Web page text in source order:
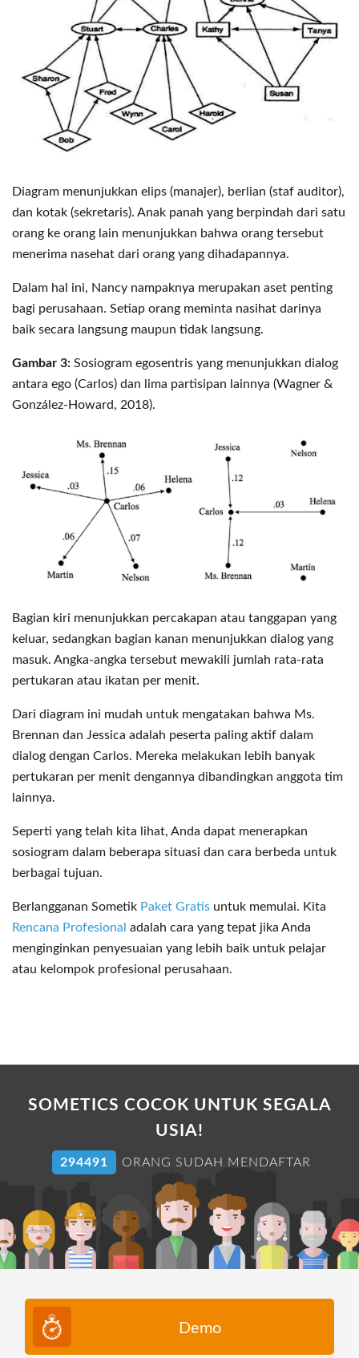
Diagram menunjukkan elips (manajer), berlian (staf auditor),
dan kotak (sekretaris). Anak panah yang berpindah dari satu
orang ke orang lain menunjukkan bahwa orang tersebut
menerima nasehat dari orang yang dihadapannya.
Dalam hal ini, Nancy nampaknya merupakan aset penting
bagi perusahaan. Setiap orang meminta nasihat darinya
baik secara langsung maupun tidak langsung.
Gambar 3: Sosiogram egosentris yang menunjukkan dialog
antara ego (Carlos) dan lima partisipan lainnya (Wagner &
González-Howard, 2018).
Bagian kiri menunjukkan percakapan atau tanggapan yang
keluar, sedangkan bagian kanan menunjukkan dialog yang
masuk. Angka-angka tersebut mewakili jumlah rata-rata
pertukaran atau ikatan per menit.
Dari diagram ini mudah untuk mengatakan bahwa Ms.
Brennan dan Jessica adalah peserta paling aktif dalam
dialog dengan Carlos. Mereka melakukan lebih banyak
pertukaran per menit dengannya dibandingkan anggota tim
lainnya.
Seperti yang telah kita lihat, Anda dapat menerapkan
sosiogram dalam beberapa situasi dan cara berbeda untuk
berbagai tujuan.
Berlangganan Sometik Paket Gratis untuk memulai. Kita
Rencana Profesional adalah cara yang tepat jika Anda
menginginkan penyesuaian yang lebih baik untuk pelajar
atau kelompok profesional perusahaan.
SOMETICS COCOK UNTUK SEGALA
USIA!
304727 ORANG SUDAH MENDAFTAR
Demo